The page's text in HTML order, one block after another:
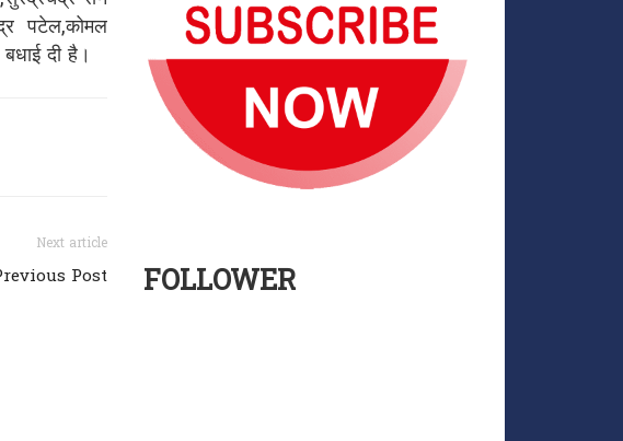
पटेल,कोमल
दी है।
Next article
Post FOLLOWER